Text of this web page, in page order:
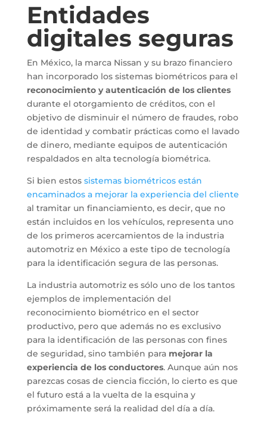
Entidades
digitales seguras
En México, la marca Nissan y su brazo financiero
han incorporado los sistemas biométricos para el
reconocimiento y autenticación de los clientes
durante el otorgamiento de créditos, con el
objetivo de disminuir el número de fraudes, robo
de identidad y combatir prácticas como el lavado
de dinero, mediante equipos de autenticación
respaldados en alta tecnología biométrica.
Si bien estos sistemas biométricos están
encaminados a mejorar la experiencia del cliente
al tramitar un financiamiento, es decir, que no
están incluidos en los vehículos, representa uno
de los primeros acercamientos de la industria
automotriz en México a este tipo de tecnología
para la identificación segura de las personas.
La industria automotriz es sólo uno de los tantos
ejemplos de implementación del
reconocimiento biométrico en el sector
productivo, pero que además no es exclusivo
para la identificación de las personas con fines
de seguridad, sino también paramejorar la
experiencia de los conductores. Aunque aún nos
parezcas cosas de ciencia ficción, lo cierto es que
el futuro está a la vuelta de la esquina y
próximamente será la realidad del día a día.